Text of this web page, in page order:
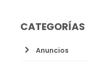
CATEGORÍAS
Anuncios